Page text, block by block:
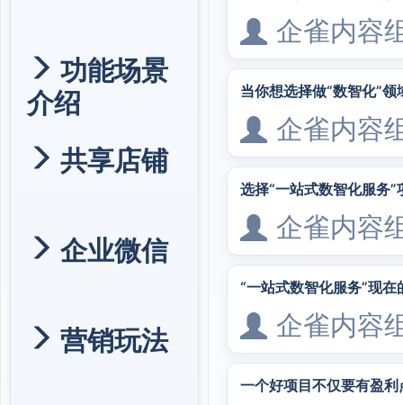
功能场景
介绍
共享店铺
企业微信
营销玩法
企雀内容
当你想选择做“数智化”
企雀内容
选择“一站式数智化服务
企雀内容
“一站式数智化服务”现
企雀内容
一个好项目不仅要有盈